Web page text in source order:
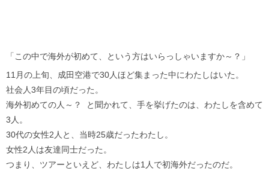
「この中で海外が初めて、という方はいらっしゃいますか～？」
11月の上旬、成田空港で30人ほど集まった中にわたしはいた。
社会人3年目の頃だった。
海外初めての人～？ と聞かれて、手を挙げたのは、わたしを含めて
3人。
30代の女性2人と、当時25歳だったわたし。
女性2人は友達同士だった。
つまり、ツアーといえど、わたしは1人で初海外だったのだ。